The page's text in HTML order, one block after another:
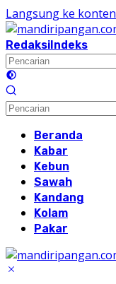
Langsung ke konten
RedaksiIndeks
Beranda
Kabar
Kebun
Sawah
Kandang
Kolam
Pakar